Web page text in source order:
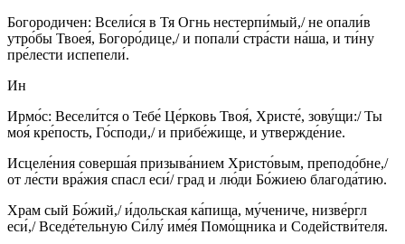
Богородичен: Всели́ся в Тя Огнь нестерпи́мый,/ не опали́в
утро́бы Твоея́, Богоро́дице,/ и попали́ стра́сти на́ша, и ти́ну
пре́лести испепели́.
Ин
Ирмо́с: Весели́тся о Тебе́ Це́рковь Твоя́, Христе́, зову́щи:/ Ты
моя́ кре́пость, Го́споди,/ и прибе́жище, и утвержде́ние.
Исцеле́ния соверша́я призыва́нием Христо́вым, преподо́бне,/
от ле́сти вра́жия спасл еси́/ град и лю́ди Бо́жиею благода́тию.
Храм сый Бо́жий,/ и́дольская ка́пища, му́чениче, низве́ргл
еси́,/ Вседе́тельную Си́лу́ име́я Помо́щника и Содействи́теля.